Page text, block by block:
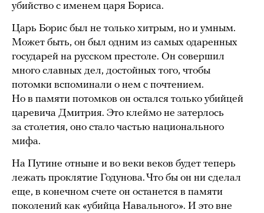
убийство с именем царя Бориса.
Царь Борис был не только хитрым, но и умным.
Может быть, он был одним из самых одаренных
государей на русском престоле. Он совершил
много славных дел, достойных того, чтобы
потомки вспоминали о нем с почтением.
Но в памяти потомков он остался только убийцей
царевича Дмитрия. Это клеймо не затерлось
за столетия, оно стало частью национального
мифа.
На Путине отныне и во веки веков будет теперь
лежать проклятие Годунова. Что бы он ни сделал
еще, в конечном счете он останется в памяти
поколений как «убийца Навального». И это вне